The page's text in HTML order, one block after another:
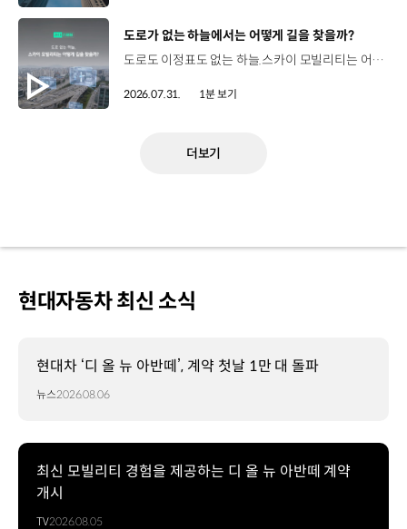
[동영상]
도로가 없는 하늘에서는 어떻게 길을 찾을까?
도로도 이정표도 없는 하늘.스카이 모빌리티는 어떻게 목적지까지 이동할 수 있을까요? 현대진행형 팟캐스트 EP.20에서 확인하세요.📻 #현대자동차그룹 #현대진행형 #모빌리티팟캐스트 #하늘길 #스카이모빌리티 #우주 #우주항공 #자율주행 #모빌리티
2026.07.31. 1분 보기
더보기
현대자동차 최신 소식
현대차 ‘디 올 뉴 아반떼’, 계약 첫날 1만 대 돌파
뉴스2026.08.06
최신 모빌리티 경험을 제공하는 디 올 뉴 아반떼 계약
개시
TV2026.08.05